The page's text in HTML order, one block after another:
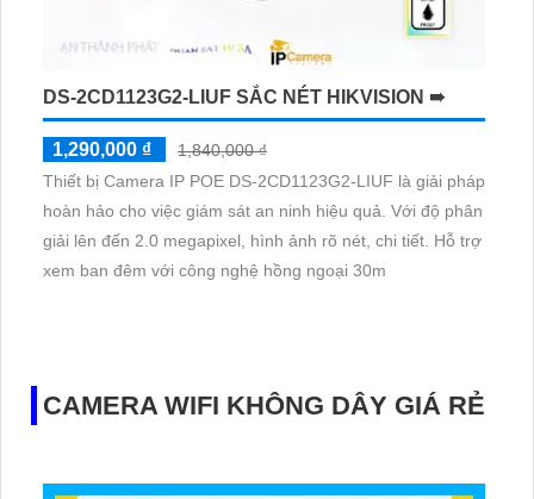
DS-2CD1123G2-LIUF SẮC NÉT HIKVISION ➠
1,290,000 ₫
1,840,000 ₫
Thiết bị Camera IP POE DS-2CD1123G2-LIUF là giải pháp
hoàn hảo cho việc giám sát an ninh hiệu quả. Với độ phân
giải lên đến 2.0 megapixel, hình ảnh rõ nét, chi tiết. Hỗ trợ
xem ban đêm với công nghệ hồng ngoại 30m
CAMERA WIFI KHÔNG DÂY GIÁ RẺ